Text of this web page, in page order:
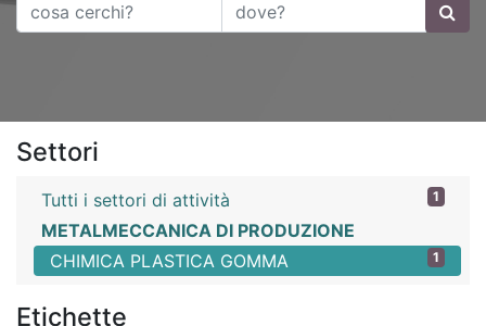
Settori
1
Tutti i settori di attività
METALMECCANICA DI PRODUZIONE
1
CHIMICA PLASTICA GOMMA
Etichette